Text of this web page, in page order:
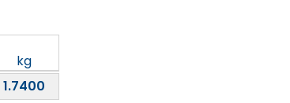
kg
1.7400